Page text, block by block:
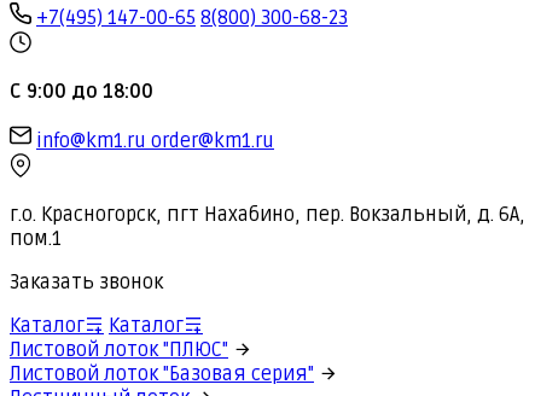
+7(495) 147-00-65 8(800) 300-68-23
С 9:00 до 18:00
info@km1.ru order@km1.ru
г.о. Красногорск, пгт Нахабино, пер. Вокзальный, д. 6А,
пом.1
Заказать звонок
Каталог
Каталог
Листовой лоток "ПЛЮС"
Листовой лоток "Базовая серия"